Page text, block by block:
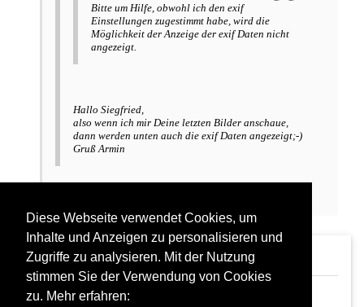
Bitte um Hilfe, obwohl ich den exif
Einstellungen zugestimmt habe, wird die
Möglichkeit der Anzeige der exif Daten nicht
angezeigt.
Hallo Siegfried,
also wenn ich mir Deine letzten Bilder anschaue,
dann werden unten auch die exif Daten angezeigt;-)
Gruß Armin
Re: exif Einstellungen
Siegfried Heße 01.07.2026 12:29
Armin Schwarz30.06.2026 20:15
Diese Webseite verwendet Cookies, um
Inhalte und Anzeigen zu personalisieren und
Zugriffe zu analysieren. Mit der Nutzung
stimmen Sie der Verwendung von Cookies
zu. Mehr erfahren: